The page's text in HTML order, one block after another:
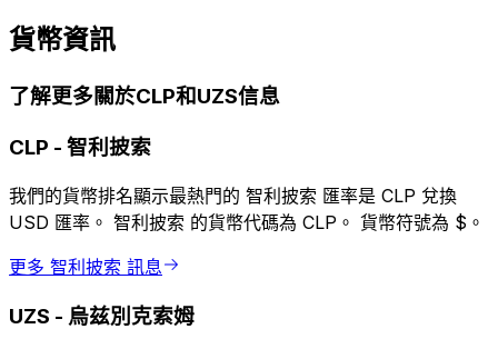
貨幣資訊
了解更多關於CLP和UZS信息
CLP - 智利披索
我們的貨幣排名顯示最熱門的 智利披索 匯率是 CLP 兌換
USD 匯率。 智利披索 的貨幣代碼為 CLP。 貨幣符號為 $。
更多 智利披索 訊息
UZS - 烏兹別克索姆